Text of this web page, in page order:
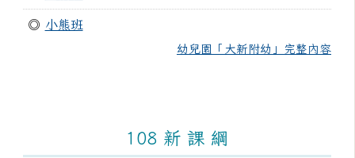
◎ 小熊班
幼兒園「大新附幼」完整內容
108 新 課 綱